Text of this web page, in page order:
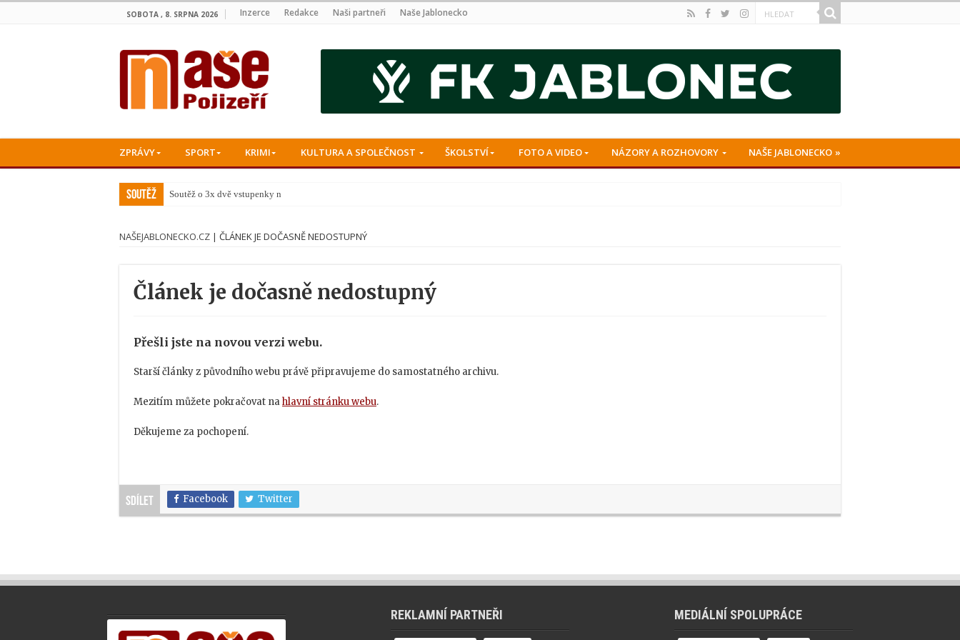
SOBOTA , 8. SRPNA 2026 Inzerce Redakce Naši partneři Naše Jablonecko
ZPRÁVY SPORT KRIMI KULTURA A SPOLEČNOST ŠKOLSTVÍ FOTO A VIDEO NÁZORY A ROZHOVORY NAŠE JABLONECKO
Soutěž Soutěž o 3x dvě vstupenky na konce
NAŠEJABLONECKO.CZ | ČLÁNEK JE DOČASNĚ NEDOSTUPNÝ
Článek je dočasně nedostupný
Přešli jste na novou verzi webu.
Starší články z původního webu právě připravujeme do samostatného archivu.
Mezitím můžete pokračovat nahlavní stránku webu.
Děkujeme za pochopení.
Sdílet Facebook Twitter
REKLAMNÍ PARTNEŘI MEDIÁLNÍ SPOLUPRÁCE